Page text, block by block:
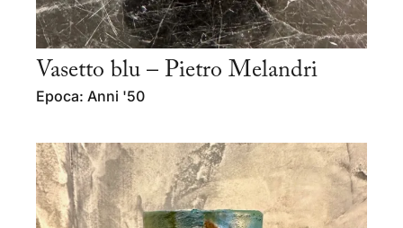
Vasetto blu – Pietro Melandri
Epoca: Anni '50